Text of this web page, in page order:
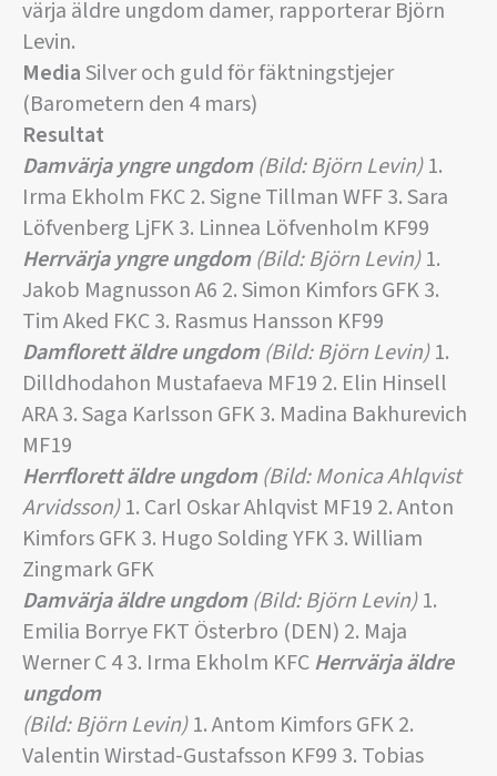
värja äldre ungdom damer, rapporterar Björn
Levin.
MediaSilver och guld för fäktningstjejer
(Barometern den 4 mars)
Resultat
Damvärja yngre ungdom (Bild: Björn Levin)1.
Irma Ekholm FKC 2. Signe Tillman WFF 3. Sara
Löfvenberg LjFK 3. Linnea Löfvenholm KF99
Herrvärja yngre ungdom (Bild: Björn Levin)1.
Jakob Magnusson A6 2. Simon Kimfors GFK 3.
Tim Aked FKC 3. Rasmus Hansson KF99
Damflorett äldre ungdom (Bild: Björn Levin)1.
Dilldhodahon Mustafaeva MF19 2. Elin Hinsell
ARA 3. Saga Karlsson GFK 3. Madina Bakhurevich
MF19
Herrflorett äldre ungdom (Bild: Monica Ahlqvist
Arvidsson)1. Carl Oskar Ahlqvist MF19 2. Anton
Kimfors GFK 3. Hugo Solding YFK 3. William
Zingmark GFK
Damvärja äldre ungdom (Bild: Björn Levin)1.
Emilia Borrye FKT Österbro (DEN) 2. Maja
Werner C 4 3. Irma Ekholm KFCHerrvärja äldre
ungdom
(Bild: Björn Levin)1. Antom Kimfors GFK 2.
Valentin Wirstad-Gustafsson KF99 3. Tobias